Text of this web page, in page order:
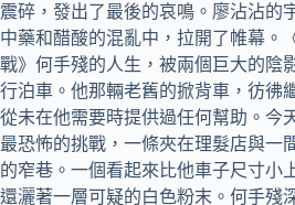
震碎，發出了最後的哀鳴。廖沾沾的
中藥和醋酸的混亂中，拉開了帷幕。
戰》何手殘的人生，被兩個巨大的陰
行泊車。他那輛老舊的掀背車，彷彿
從未在他需要時提供過任何幫助。今
最恐怖的挑戰，一條夾在理髮店與一
的窄巷。一個看起來比他車子尺寸小
還灑著一層可疑的白色粉末。何手殘